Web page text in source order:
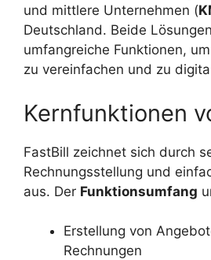
und mittlere Unternehmen (
Deutschland. Beide
umfangreiche Funktionen,
zu vereinfachen und zu
Kernfunktionen
FastBill zeichnet sich durch
Rechnungsstellung und
aus. Der Funktionsumfang
Erstellung von
Rechnungen